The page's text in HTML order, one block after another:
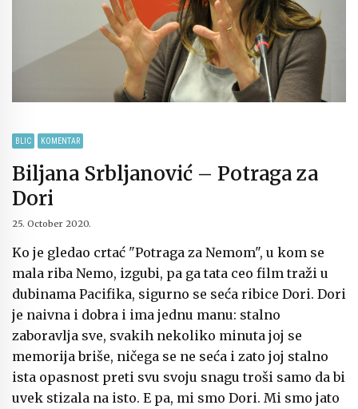
BLIC KOMENTAR
Biljana Srbljanović – Potraga za
Dori
25. October 2020.
Ko je gledao crtać "Potraga za Nemom", u kom se
mala riba Nemo, izgubi, pa ga tata ceo film traži u
dubinama Pacifika, sigurno se seća ribice Dori. Dori
je naivna i dobra i ima jednu manu: stalno
zaboravlja sve, svakih nekoliko minuta joj se
memorija briše, ničega se ne seća i zato joj stalno
ista opasnost preti svu svoju snagu troši samo da bi
uvek stizala na isto. E pa, mi smo Dori. Mi smo jato